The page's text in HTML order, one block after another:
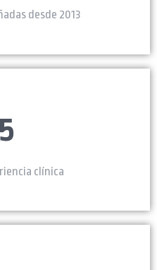
desde 2013
clínica